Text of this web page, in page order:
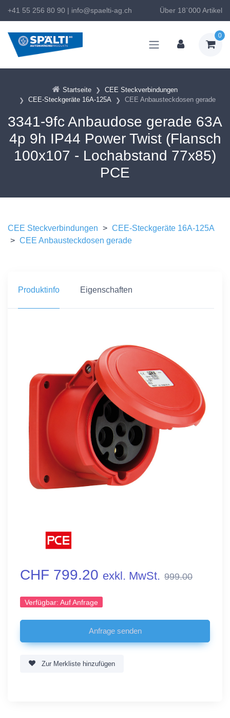
+41 55 256 80 90 | info@spaelti-ag.ch Über 18`000 Artikel
0
Startseite
CEE Steckverbindungen
CEE-Steckgeräte 16A-125A
CEE Anbausteckdosen gerade
3341-9fc Anbaudose gerade 63A
4p 9h IP44 Power Twist (Flansch
100x107 - Lochabstand 77x85)
PCE
CEE Steckverbindungen > CEE-Steckgeräte 16A-125A
> CEE Anbausteckdosen gerade
Produktinfo Eigenschaften
CHF 799.20 exkl. MwSt. 999.00
Verfügbar: Auf Anfrage
Zur Merkliste hinzufügen